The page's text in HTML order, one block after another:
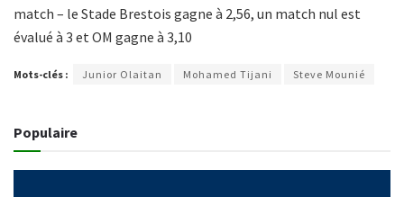
match – le Stade Brestois gagne à 2,56, un match nul est
évalué à 3 et OM gagne à 3,10
Mots-clés : Junior Olaitan Mohamed Tijani Steve Mounié
Populaire